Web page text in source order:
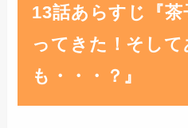
13話あらすじ『茶
ってきた！そして
も・・・？』